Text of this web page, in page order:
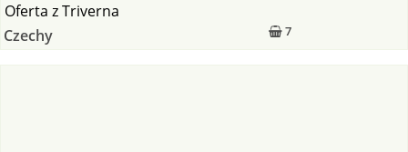
7
Oferta zTriverna
Czechy